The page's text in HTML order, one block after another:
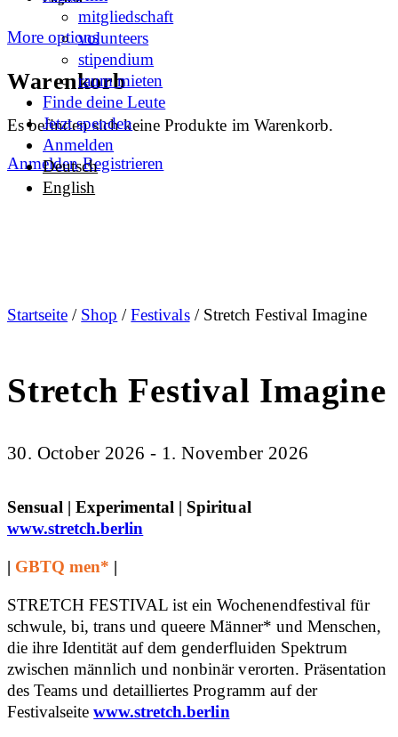
More options
Warenkorb
Es befinden sich keine Produkte im Warenkorb.
Anmelden Registrieren
mitgliedschaft
volunteers
stipendium
raum mieten
Finde deine Leute
Jetzt spenden
Anmelden
Deutsch
English
Startseite / Shop /Festivals/ Stretch Festival Imagine
Stretch Festival Imagine
30. October 2026 - 1. November 2026
Sensual | Experimental | Spiritual
www.stretch.berlin
| GBTQ men* |
STRETCH FESTIVAL ist ein Wochenendfestival für
schwule, bi, trans und queere Männer* und Menschen,
die ihre Identität auf dem genderfluiden Spektrum
zwischen männlich und nonbinär verorten. Präsentation
des Teams und detailliertes Programm auf der
Festivalseitewww.stretch.berlin